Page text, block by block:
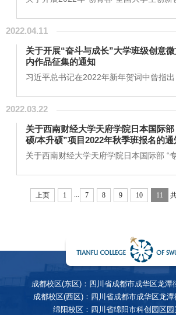
九大和十九届历次全会精神，围绕立足新
新发展理念、构建新发展格局，推进科技
青年创业项目，促进广大青年弘扬创业精
识、提升创业能力，组织动员广大青年走
众创新前列，团结引领广大青年建功“十
2022.04.11
关于开展“奋斗与成长”大学班级创意
内作品征集的通知
习近平总书记在2022年新年贺词中曾指出
弘扬奋斗精神，在中国青年报社指导下，
织开展“奋斗与成长”大学班级创意微文征
网友喜闻乐见的新媒体形式，向社会各界
的奋斗故事，进而激励更广大的...
2022.03.22
关于西南财经大学天府学院日本国际
硕/本升硕”项目2022年秋季班报名的通
关于西南财经大学天府学院日本国际部 “
足我校广大学生对学历提升的需求，日本
升硕/本升硕”项目2022年秋季班已面向全
毕业学生），开启报名通道，名额有限
上页 1 7 8 9 10 11
成都校区(东区)：四川省成都市成华区龙潭
成都校区(西区)：四川省成都市成华区龙
绵阳校区：四川省绵阳市科创园区园